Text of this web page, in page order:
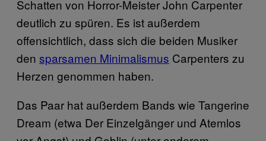
Schatten von Horror-Meister John Carpenter
deutlich zu spüren. Es ist außerdem
offensichtlich, dass sich die beiden Musiker
den sparsamen Minimalismus Carpenters zu
Herzen genommen haben.
Das Paar hat außerdem Bands wie Tangerine
Dream (etwa Der Einzelgänger und Atemlos